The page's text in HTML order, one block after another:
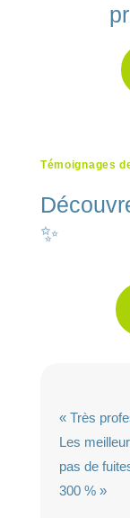
Témoignages
✨
« Très
Les
pas de
300 % »